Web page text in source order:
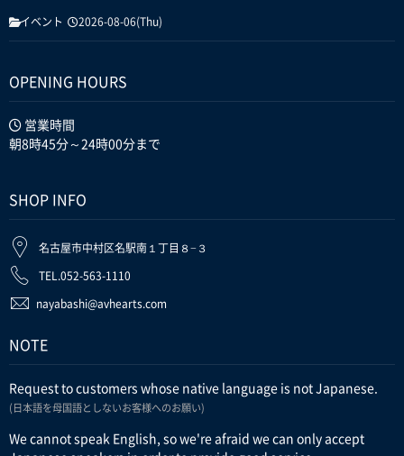
イベント 2026-08-06(Thu)
OPENING HOURS
営業時間
朝8時45分～24時00分まで
SHOP INFO
名古屋市中村区名駅南１丁目８−３
TEL.052-563-1110
nayabashi@avhearts.com
NOTE
Request to customers whose native language is not Japanese.
(日本語を母国語としないお客様へのお願い)
We cannot speak English, so we're afraid we can only accept